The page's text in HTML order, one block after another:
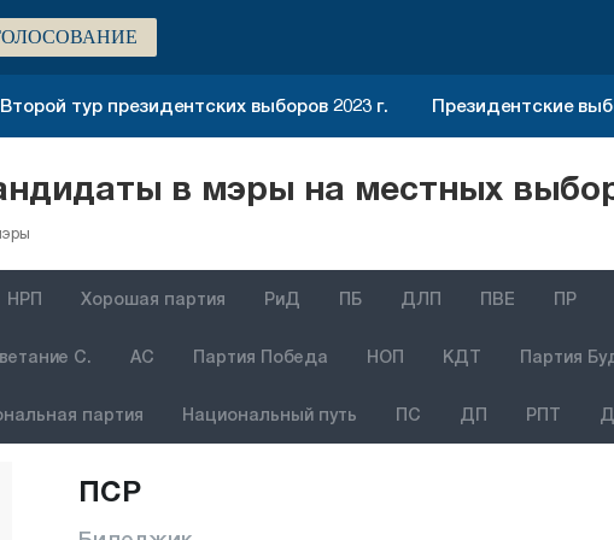
Второй тур президентских выборов 2023 г. Президентские
в мэры на местных
НРП Хорошая партия РиД ПБ ДЛП ПВЕ ПР
С. АС Партия Победа НОП КДТ Партия
партия Национальный путь ПС ДП РПТ
ПСР